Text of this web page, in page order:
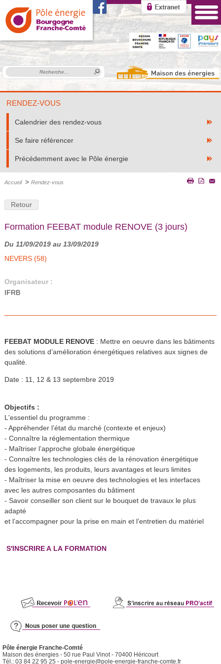
RENDEZ-VOUS
Calendrier des rendez-vous
Se faire référencer
Précédemment avec le Pôle énergie
Accueil > Rendez-vous
Retour
Formation FEEBAT module RENOVE (3 jours)
Du 11/09/2019 au 13/09/2019
NEVERS (58)
Organisateur :
IFRB
FEEBAT MODULE RENOVE: Mettre en oeuvre dans les bâtiments
des solutions d’amélioration énergétiques relatives aux signes de
qualité.
Date : 11, 12 & 13 septembre 2019
Objectifs :
L'essentiel du programme :
- Appréhender l’état du marché (contexte et enjeux)
- Connaître la réglementation thermique
- Maîtriser l’approche globale énergétique
- Connaître les technologies clés de la rénovation énergétique
des logements, les produits, leurs avantages et leurs limites
- Maîtriser la mise en oeuvre des technologies et les interfaces
avec les autres composantes du bâtiment
- Savoir conseiller son client sur le bouquet de travaux le plus
adapté
et l’accompagner pour la prise en main et l’entretien du matériel
S'INSCRIRE A LA FORMATION
Pôle énergie Franche-Comté
Maison des énergies - 50 rue Paul Vinot - 70400 Héricourt
Tél.: 03 84 22 95 25 - pole-energie@pole-energie-franche-comte.fr